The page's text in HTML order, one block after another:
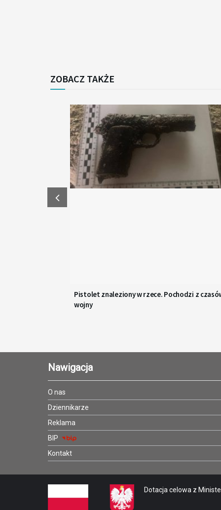
ZOBACZ TAKŻE
Pistolet znaleziony w rzece. Pochodzi z
wojny
Nawigacja
O nas
Dziennikarze
Reklama
BIP
Kontakt
Dotacja celowa z